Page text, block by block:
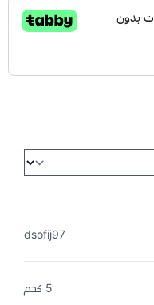
dsofij97
5 كجم